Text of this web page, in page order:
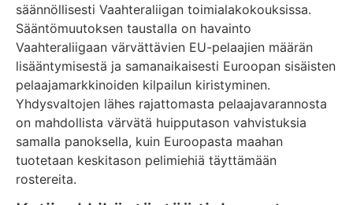
säännöllisesti Vaahteraliigan toimialakokouksissa.
Sääntömuutoksen taustalla on havainto
Vaahteraliigaan värvättävien EU-pelaajien määrän
lisääntymisestä ja samanaikaisesti Euroopan sisäisten
pelaajamarkkinoiden kilpailun kiristyminen.
Yhdysvaltojen lähes rajattomasta pelaajavarannosta
on mahdollista värvätä huipputason vahvistuksia
samalla panoksella, kuin Euroopasta maahan
tuotetaan keskitason pelimiehiä täyttämään
rostereita.